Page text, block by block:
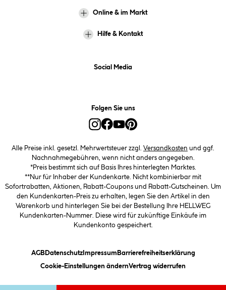
Online & im Markt
Hilfe & Kontakt
Social Media
Folgen Sie uns
Alle Preise inkl. gesetzl. Mehrwertsteuer zzgl. Versandkosten und ggf.
Nachnahmegebühren, wenn nicht anders angegeben.
*Preis bestimmt sich auf Basis Ihres hinterlegten Marktes.
**Nur für Inhaber der Kundenkarte. Nicht kombinierbar mit
Sofortrabatten, Aktionen, Rabatt-Coupons und Rabatt-Gutscheinen. Um
den Kundenkarten-Preis zu erhalten, legen Sie den Artikel in den
Warenkorb und hinterlegen Sie bei der Bestellung Ihre HELLWEG
Kundenkarten-Nummer. Diese wird für zukünftige Einkäufe im
Kundenkonto gespeichert.
AGB(öffnet ein Dialogfeld)
Datenschutz(öffnet ein Dialogfeld)
Impressum(öffnet ein Dialogfeld)
Barrierefreiheitserklärung(öffnet
Cookie-Einstellungen ändern(öffnet ein Dialogfeld)
Vertrag widerrufen